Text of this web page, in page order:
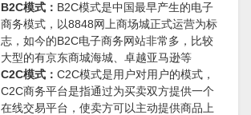
B2C模式： B2C模式是中国最早产生的电子
商务模式，以8848网上商场城正式运营为标
志，如今的B2C电子商务网站非常多，比较
大型的有京东商城海城、卓越亚马逊等
C2C模式： C2C模式是用户对用户的模式，
C2C商务平台是指通过为买卖双方提供一个
在线交易平台，使卖方可以主动提供商品上